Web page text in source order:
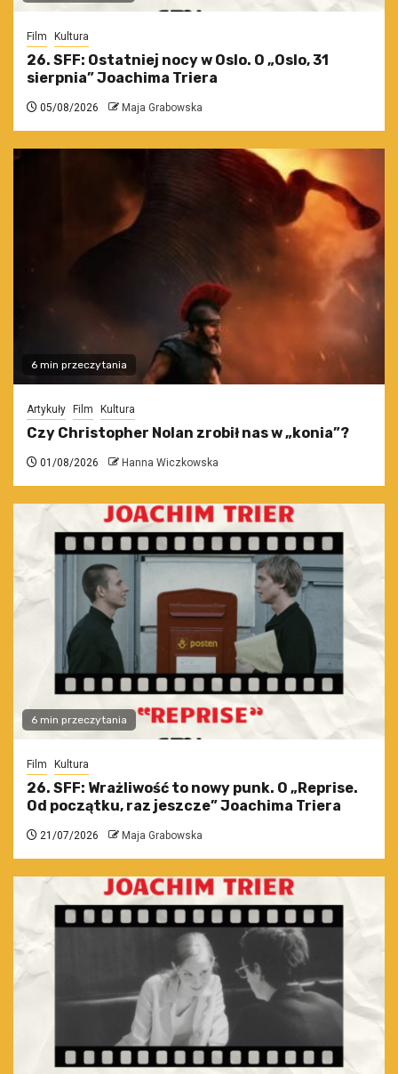
Film Kultura
26. SFF: Ostatniej nocy w Oslo. O „Oslo, 31
sierpnia” Joachima Triera
05/08/2026 Maja Grabowska
6 min przeczytania
Artykuły Film Kultura
Czy Christopher Nolan zrobił nas w „konia”?
01/08/2026 Hanna Wiczkowska
6 min przeczytania
Film Kultura
26. SFF: Wrażliwość to nowy punk. O „Reprise.
Od początku, raz jeszcze” Joachima Triera
21/07/2026 Maja Grabowska